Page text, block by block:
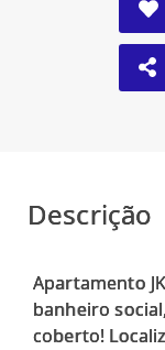
Descrição
Apartamento
banheiro
coberto!